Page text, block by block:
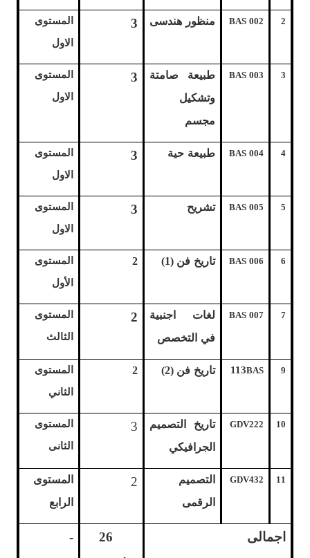
2
BAS 002 منظور هندسى 3
المستوى
الاول
3
BAS 003
طبيعة صامتة
وتشكيل
مجسم
3
المستوى
الاول
4
BAS 004 طبيعة حية 3
المستوى
الاول
5
BAS 005 تشريح 3
المستوى
الاول
6
BAS 006 تاريخ فن (1) 2
المستوى
الأول
7
BAS 007
لغات اجنبية
في التخصص
2
المستوى
الثالث
9
BAS
113 تاريخ فن (2) 2
المستوى
الثاني
10
GDV222
تاريخ التصميم
الجرافيكي
3
المستوى
الثانى
11
GDV432
التصميم
الرقمى
2
المستوى
الرابع
اجمالى
26
-